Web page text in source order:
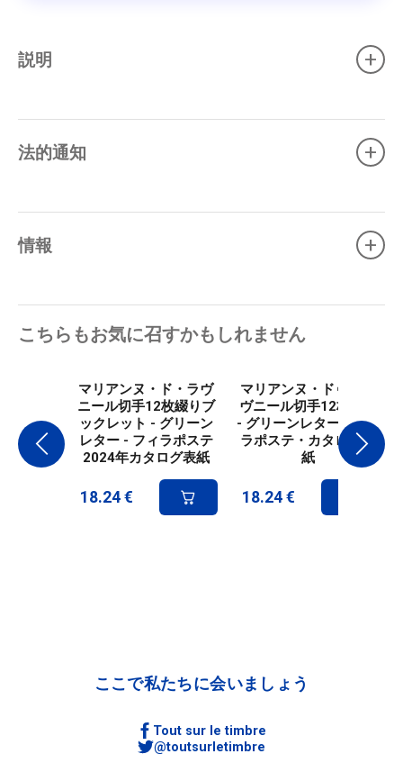
説明 +
法的通知 +
情報 +
こちらもお気に召すかもしれません
マリアンヌ・ド・ラヴ
ニール切手12枚綴りブ
ックレット - グリーン
レター - フィラポステ
2024年カタログ表紙
18.24 €
マリアンヌ・ドゥ・ラ
ヴニール切手12枚綴り
- グリーンレター - フィ
ラポステ・カタログ表
紙
18.24 €
ここで私たちに会いましょう
Tout sur le timbre
@toutsurletimbre